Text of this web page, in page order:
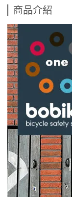
商品介紹